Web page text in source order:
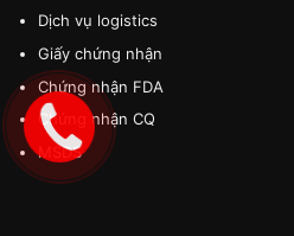
Dịch vụ logistics
Giấy chứng nhận
Chứng nhận FDA
Chứng nhận CQ
MSDS